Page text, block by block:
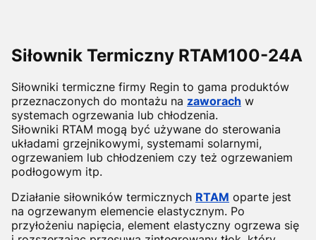
Siłownik Termiczny RTAM100-24A
Siłowniki termiczne firmy Regin to gama produktów
przeznaczonych do montażu na zaworach w
systemach ogrzewania lub chłodzenia.
Siłowniki RTAM mogą być używane do sterowania
układami grzejnikowymi, systemami solarnymi,
ogrzewaniem lub chłodzeniem czy też ogrzewaniem
podłogowym itp.
Działanie siłowników termicznych RTAM oparte jest
na ogrzewanym elemencie elastycznym. Po
przyłożeniu napięcia, element elastyczny ogrzewa się